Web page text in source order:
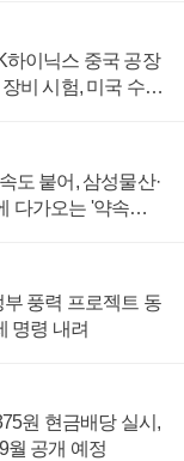
하이닉스 중국 공장
비 시험, 미국 수출
도 붙어, 삼성물산·
다가오는 '약속의
풍력 프로젝트 동
명령 내려
원 현금배당 실시,
월 공개 예정